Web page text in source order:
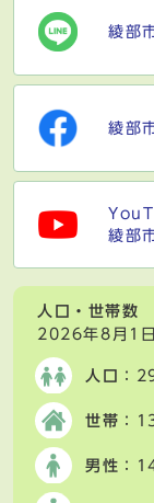
綾部
綾部
綾部
人口・世帯数
2026年8月1
人口 ：
世帯 ：
男性 ：